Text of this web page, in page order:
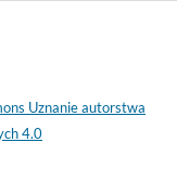
Uznanie autorstwa
4.0